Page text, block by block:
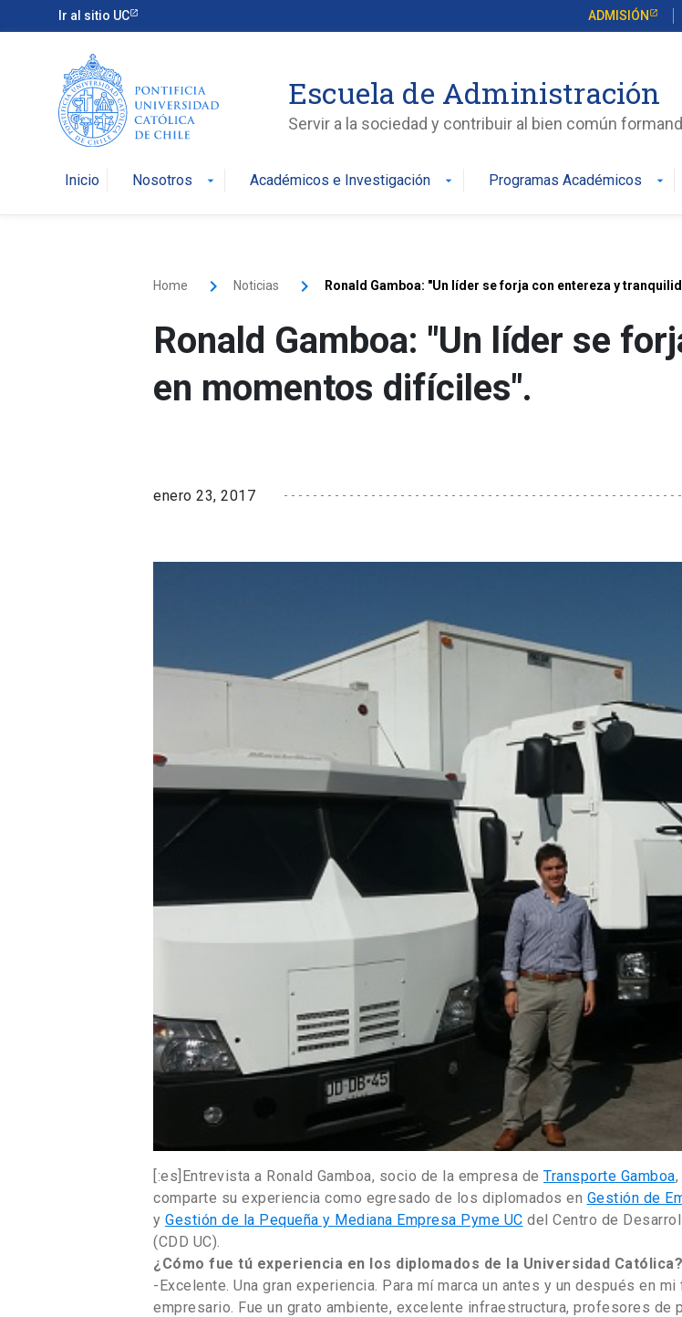
Ir al sitio UC ADMISIÓN
Escuela de Administración
Servir a la sociedad y contribuir al bien común
Inicio Nosotros arrow_drop_down Académicos e Investigación arrow_drop_down Programas Académicos arrow_drop_down
Home Noticias Ronald Gamboa: "Un líder se forja con entereza y
Ronald Gamboa: "Un líder se
en momentos difíciles".
enero 23, 2017
[:es]Entrevista a Ronald Gamboa, socio de la empresa de Transporte Gamboa
comparte su experiencia como egresado de los diplomados en Gestión de
y Gestión de la Pequeña y Mediana Empresa Pyme UC del Centro de
(CDD UC).
¿Cómo fue tú experiencia en los diplomados de la Universidad Católica?
-Excelente. Una gran experiencia. Para mí marca un antes y un después en mi
empresario. Fue un grato ambiente, excelente infraestructura, profesores de